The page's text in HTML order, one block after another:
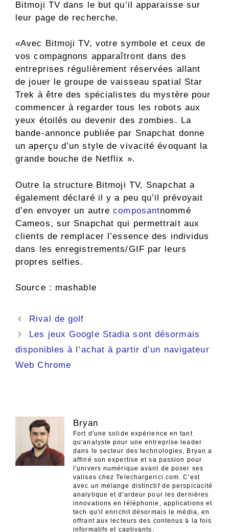
Bitmoji TV dans le but qu’il apparaisse sur
leur page de recherche.
«Avec Bitmoji TV, votre symbole et ceux de
vos compagnons apparaîtront dans des
entreprises régulièrement réservées allant
de jouer le groupe de vaisseau spatial Star
Trek à être des spécialistes du mystère pour
commencer à regarder tous les robots aux
yeux étoilés ou devenir des zombies. La
bande-annonce publiée par Snapchat donne
un aperçu d’un style de vivacité évoquant la
grande bouche de Netflix ».
Outre la structure Bitmoji TV, Snapchat a
également déclaré il y a peu qu’il prévoyait
d’en envoyer un autrecomposantnommé
Cameos, sur Snapchat qui permettrait aux
clients de remplacer l’essence des individus
dans les enregistrements/GIF par leurs
propres selfies.
Source : mashable
Navigation
des
Rival de golf
Les jeux Google Stadia sont désormais
disponibles à l’achat à partir d’un navigateur
Web Chrome
Bryan
Fort d'une solide expérience en tant
qu'analyste pour une entreprise leader
dans le secteur des technologies, Bryan a
affiné son expertise et sa passion pour
l'univers numérique avant de poser ses
valises chez Telechargerici.com. C'est
avec un mélange distinctif de perspicacité
analytique et d'ardeur pour les dernières
innovations en téléphonie, applications et
tech qu'il enrichit désormais le média, en
offrant aux lecteurs des contenus à la fois
informatifs et captivants.